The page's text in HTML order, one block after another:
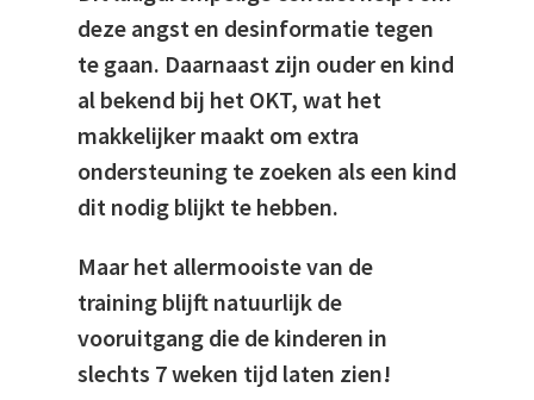
deze angst en desinformatie tegen
te gaan. Daarnaast zijn ouder en kind
al bekend bij het OKT, wat het
makkelijker maakt om extra
ondersteuning te zoeken als een kind
dit nodig blijkt te hebben.
Maar het allermooiste van de
training blijft natuurlijk de
vooruitgang die de kinderen in
slechts 7 weken tijd laten zien!